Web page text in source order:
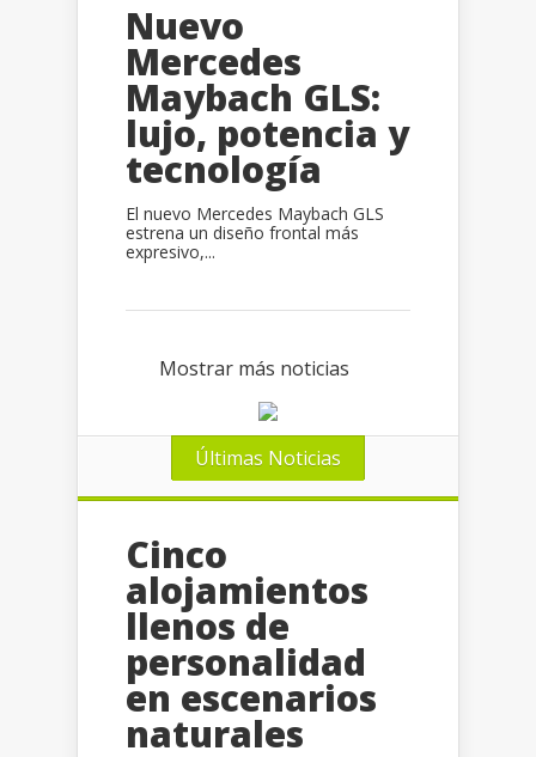
Nuevo
Mercedes
Maybach GLS:
lujo, potencia y
tecnología
El nuevo Mercedes Maybach GLS
estrena un diseño frontal más
expresivo,...
Mostrar más noticias
Últimas Noticias
Cinco
alojamientos
llenos de
personalidad
en escenarios
naturales